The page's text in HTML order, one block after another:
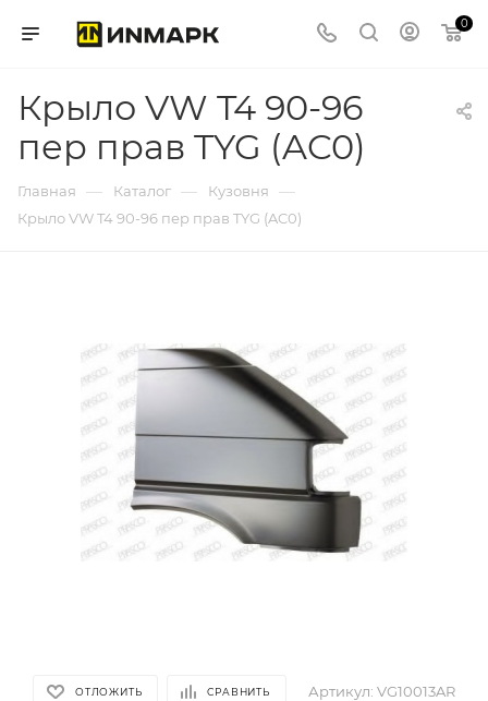
0
Крыло VW T4 90-96
пер прав TYG (AC0)
Главная — Каталог — Кузовня —
Крыло VW T4 90-96 пер прав TYG (AC0)
ОТЛОЖИТЬ СРАВНИТЬ Артикул: VG10013AR